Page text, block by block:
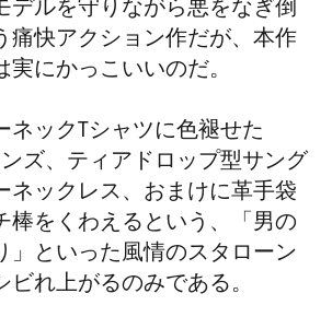
デルを守りながら悪をなぎ倒
痛快アクション作だが、本作
実にかっこいいのだ。
ネックTシャツに色褪せた
ンズ、ティアドロップ型サング
ネックレス、おまけに革手袋
棒をくわえるという、「男の
」といった風情のスタローン
ビれ上がるのみである。